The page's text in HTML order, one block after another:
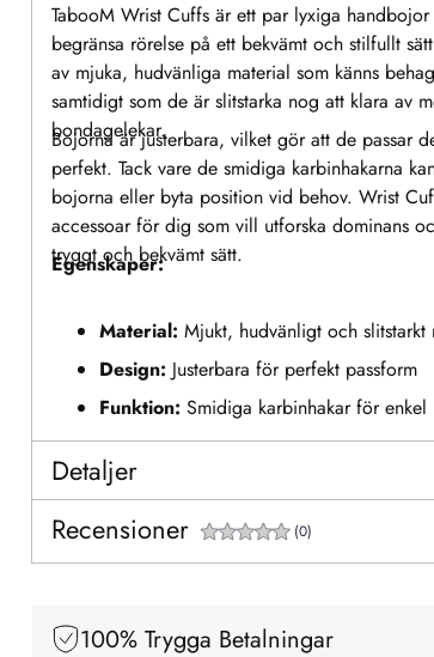
TabooM Wrist Cuffs är ett par lyxiga
begränsa rörelse på ett bekvämt och stilfullt
av mjuka, hudvänliga material som känns
samtidigt som de är slitstarka nog att klara av
bondagelekar.
Bojorna är justerbara, vilket gör att de passar
perfekt. Tack vare de smidiga karbinhakarna
bojorna eller byta position vid behov. Wrist
accessoar för dig som vill utforska dominans
tryggt och bekvämt sätt.
Egenskaper:
Material: Mjukt, hudvänligt och slitstarkt
Design: Justerbara för perfekt passform
Funktion: Smidiga karbinhakar för enkel
positionering
Användning:
Detaljer
Recensioner
(0)
100% Trygga Betalningar